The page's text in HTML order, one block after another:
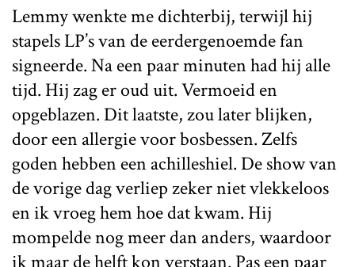
Lemmy wenkte me dichterbij, terwijl hij
stapels LP’s van de eerdergenoemde fan
signeerde. Na een paar minuten had hij alle
tijd. Hij zag er oud uit. Vermoeid en
opgeblazen. Dit laatste, zou later blijken,
door een allergie voor bosbessen. Zelfs
goden hebben een achilleshiel. De show van
de vorige dag verliep zeker niet vlekkeloos
en ik vroeg hem hoe dat kwam. Hij
mompelde nog meer dan anders, waardoor
ik maar de helft kon verstaan. Pas een paar